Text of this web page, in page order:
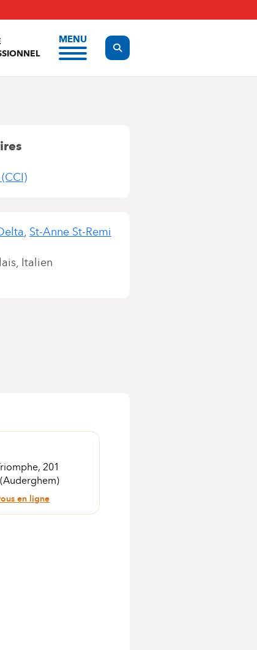
MENU
Display the search form
St-Anne St-Remi
Italien
201
en ligne